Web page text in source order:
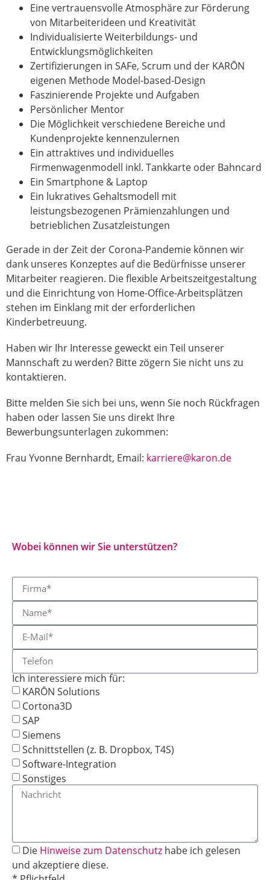
Eine vertrauensvolle Atmosphäre zur Förderung
von Mitarbeiterideen und Kreativität
Individualisierte Weiterbildungs- und
Entwicklungsmöglichkeiten
Zertifizierungen in SAFe, Scrum und der KARŌN
eigenen Methode Model-based-Design
Faszinierende Projekte und Aufgaben
Persönlicher Mentor
Die Möglichkeit verschiedene Bereiche und
Kundenprojekte kennenzulernen
Ein attraktives und individuelles
Firmenwagenmodell inkl. Tankkarte oder Bahncard
Ein Smartphone & Laptop
Ein lukratives Gehaltsmodell mit
leistungsbezogenen Prämienzahlungen und
betrieblichen Zusatzleistungen
Gerade in der Zeit der Corona-Pandemie können wir
dank unseres Konzeptes auf die Bedürfnisse unserer
Mitarbeiter reagieren. Die flexible Arbeitszeitgestaltung
und die Einrichtung von Home-Office-Arbeitsplätzen
stehen im Einklang mit der erforderlichen
Kinderbetreuung.
Haben wir Ihr Interesse geweckt ein Teil unserer
Mannschaft zu werden? Bitte zögern Sie nicht uns zu
kontaktieren.
Bitte melden Sie sich bei uns, wenn Sie noch Rückfragen
haben oder lassen Sie uns direkt Ihre
Bewerbungsunterlagen zukommen:
Frau Yvonne Bernhardt, Email: karriere@karon.de
Wobei können wir Sie unterstützen?
Ich interessiere mich für:
KARŌN Solutions
Cortona3D
SAP
Siemens
Schnittstellen (z. B. Dropbox, T4S)
Software-Integration
Sonstiges
Die Hinweise zum Datenschutz habe ich gelesen
und akzeptiere diese.